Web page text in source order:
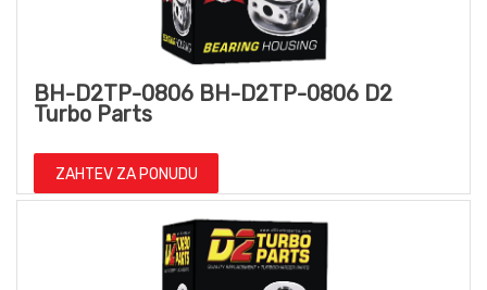
BH-D2TP-0806 BH-D2TP-0806 D2
Turbo Parts
ZAHTEV ZA PONUDU